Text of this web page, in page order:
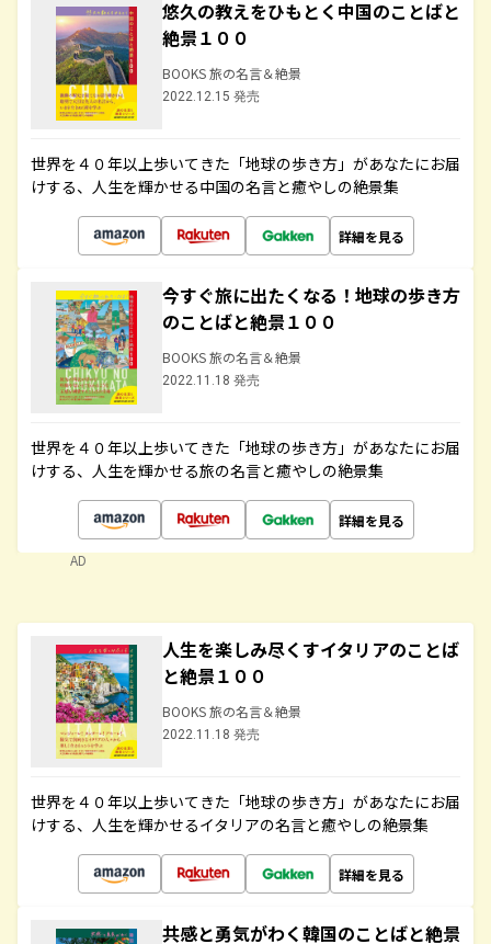
悠久の教えをひもとく中国のことばと
絶景１００
BOOKS 旅の名言＆絶景
2022.12.15 発売
世界を４０年以上歩いてきた「地球の歩き方」があなたにお届
けする、人生を輝かせる中国の名言と癒やしの絶景集
詳細を見る
今すぐ旅に出たくなる！地球の歩き方
のことばと絶景１００
BOOKS 旅の名言＆絶景
2022.11.18 発売
世界を４０年以上歩いてきた「地球の歩き方」があなたにお届
けする、人生を輝かせる旅の名言と癒やしの絶景集
詳細を見る
AD
人生を楽しみ尽くすイタリアのことば
と絶景１００
BOOKS 旅の名言＆絶景
2022.11.18 発売
世界を４０年以上歩いてきた「地球の歩き方」があなたにお届
けする、人生を輝かせるイタリアの名言と癒やしの絶景集
詳細を見る
共感と勇気がわく韓国のことばと絶景